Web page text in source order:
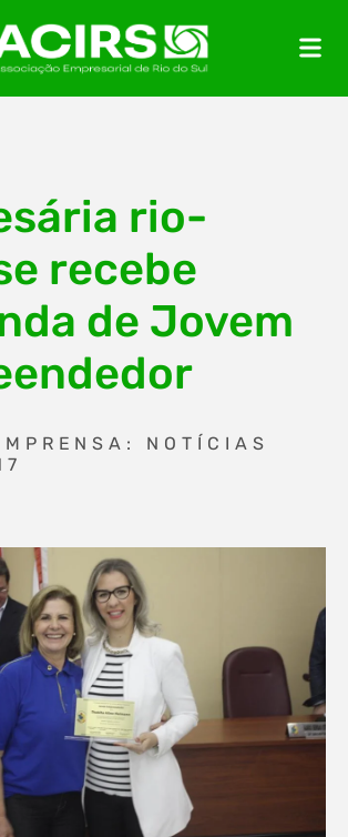
rio-
recebe
de Jovem
NOTÍCIAS